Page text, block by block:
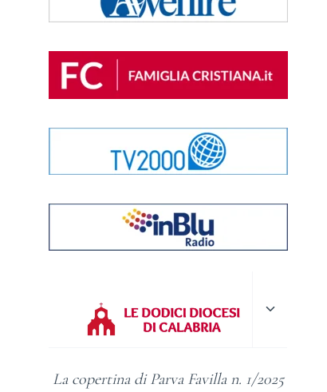
menu
La copertina di Parva Favilla n. 1/2025